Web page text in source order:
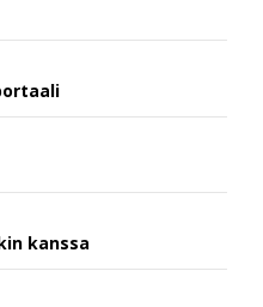
kanssa